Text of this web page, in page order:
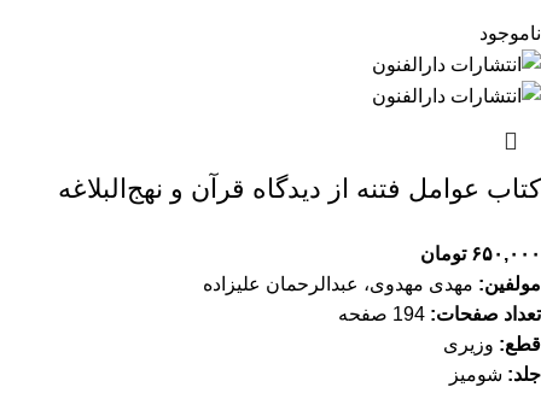
ناموجود
کتاب عوامل فتنه از دیدگاه قرآن و نهج‌البلاغه
۶۵۰,۰۰۰ تومان
مولفین: مهدی مهدوی، عبدالرحمان علیزا‌ده
تعداد صفحات:
قطع: وزیری
جلد: شومیز